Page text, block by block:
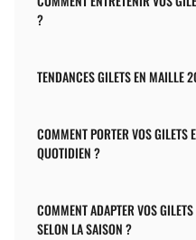
?
TENDANCES GILETS EN MAILLE
COMMENT PORTER VOS GILETS
QUOTIDIEN ?
COMMENT ADAPTER VOS
SELON LA SAISON ?